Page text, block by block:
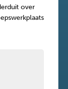
over